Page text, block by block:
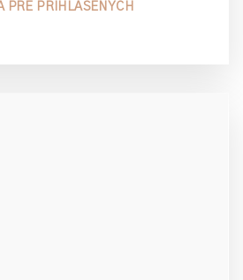
PRE PRIHLÁSENÝCH